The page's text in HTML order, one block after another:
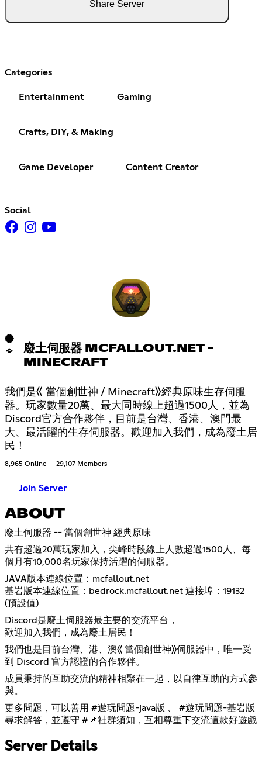
Share Server
Categories
Entertainment Gaming
Crafts, DIY, & Making
Game Developer Content Creator
Social
廢土伺服器 MCFALLOUT.NET -
MINECRAFT
我們是《 當個創世神 / Minecraft》經典原味生存伺服
器。玩家數量20萬、最大同時線上超過1500人，並為
Discord官方合作夥伴，目前是台灣、香港、澳門最
大、最活躍的生存伺服器。歡迎加入我們，成為廢土居
民！
8,965 Online 29,107 Members
Join Server
ABOUT
廢土伺服器 -- 當個創世神 經典原味
共有超過20萬玩家加入，尖峰時段線上人數超過1500人、每
個月有10,000名玩家保持活躍的伺服器。
JAVA版本連線位置：mcfallout.net
基岩版本連線位置：bedrock.mcfallout.net 連接埠：19132
(預設值)
Discord是廢土伺服器最主要的交流平台，
歡迎加入我們，成為廢土居民！
我們也是目前台灣、港、澳《 當個創世神》伺服器中，唯一受
到 Discord 官方認證的合作夥伴。
成員秉持的互助交流的精神相聚在一起，以自律互助的方式參
與。
更多問題，可以善用 #遊玩問題-java版 、 #遊玩問題-基岩版
尋求解答，並遵守 #📌社群須知，互相尊重下交流這款好遊戲
Server Details